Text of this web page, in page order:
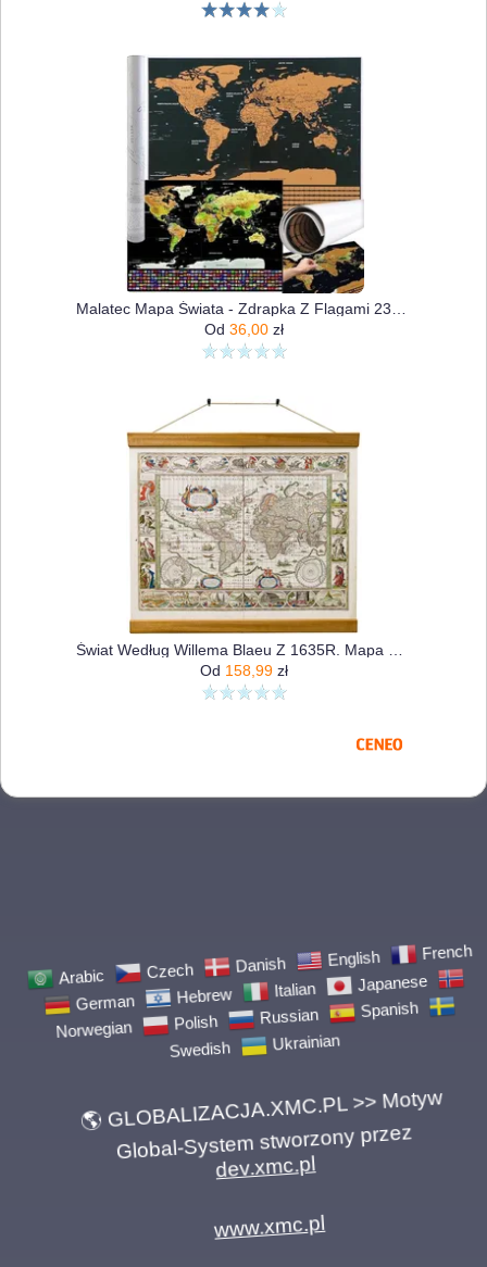
Od 36,00 zł
Od 158,99 zł
Czech Danish English French
German Hebrew Italian Japanese
Norwegian Polish Russian Spanish
Swedish Ukrainian
🌎 GLOBALIZACJA.XMC.PL >> Motyw
Global-System stworzony przez
dev.xmc.pl
www.xmc.pl